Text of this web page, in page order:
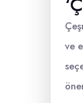
ve